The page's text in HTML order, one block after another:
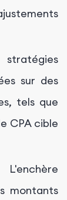
sur des
tels que
CPA cible
montants